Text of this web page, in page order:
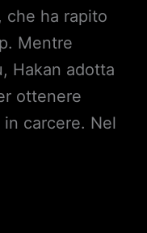
che ha rapito
Mentre
Hakan adotta
ottenere
carcere. Nel